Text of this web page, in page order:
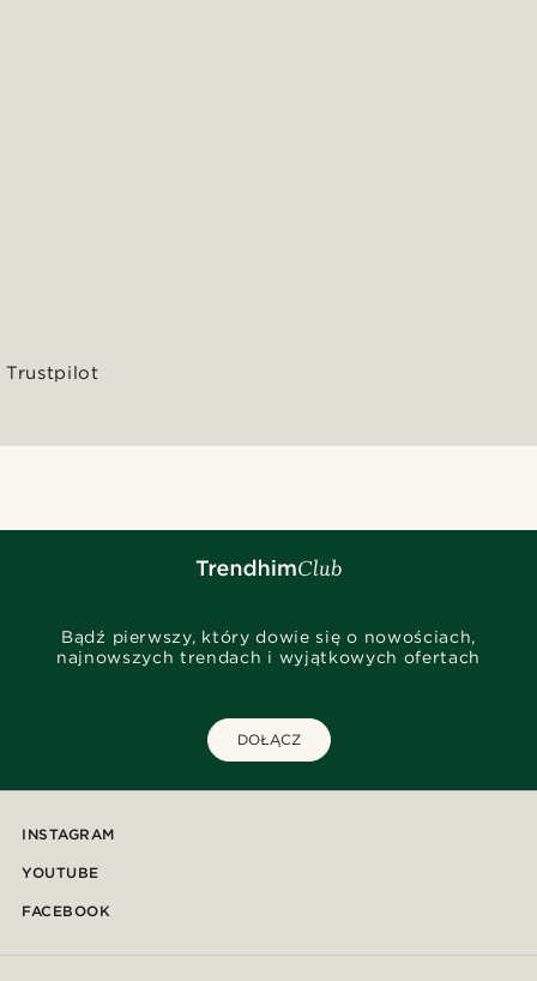
Trustpilot
Bądź pierwszy, który dowie się o nowościach,
najnowszych trendach i wyjątkowych ofertach
DOŁĄCZ
INSTAGRAM
YOUTUBE
FACEBOOK